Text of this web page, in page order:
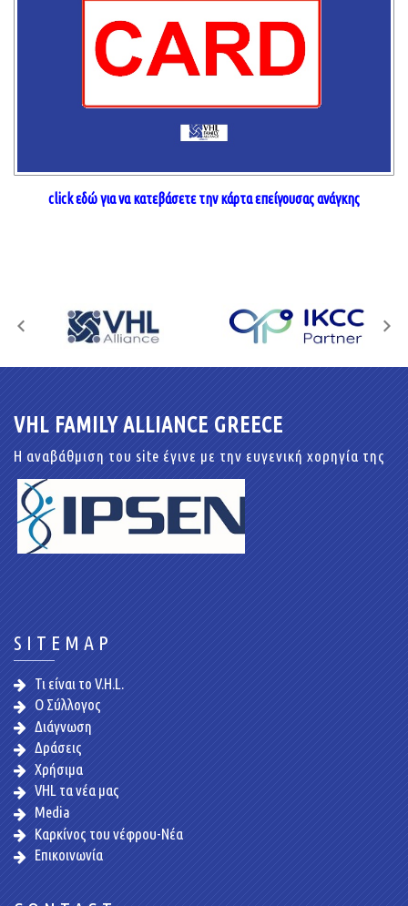
click εδώ για να κατεβάσετε την κάρτα επείγουσας ανάγκης
VHL FAMILY ALLIANCE GREECE
Η αναβάθμιση του site έγινε με την ευγενική χορηγία της
SITEMAP
Τι είναι το V.H.L.
Ο Σύλλογος
Διάγνωση
Δράσεις
Χρήσιμα
VHL τα νέα μας
Media
Καρκίνος του νέφρου-Νέα
Επικοινωνία